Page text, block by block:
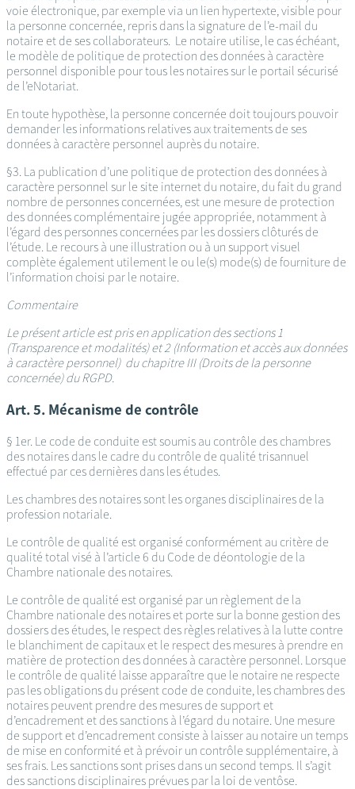
voie électronique, par exemple via un lien hypertexte, visible pour
la personne concernée, repris dans la signature de l’e-mail du
notaire et de ses collaborateurs. Le notaire utilise, le cas échéant,
le modèle de politique de protection des données à caractère
personnel disponible pour tous les notaires sur le portail sécurisé
de l’eNotariat.
En toute hypothèse, la personne concernée doit toujours pouvoir
demander les informations relatives aux traitements de ses
données à caractère personnel auprès du notaire.
§3. La publication d’une politique de protection des données à
caractère personnel sur le site internet du notaire, du fait du grand
nombre de personnes concernées, est une mesure de protection
des données complémentaire jugée appropriée, notamment à
l’égard des personnes concernées par les dossiers clôturés de
l’étude. Le recours à une illustration ou à un support visuel
complète également utilement le ou le(s) mode(s) de fourniture de
l’information choisi par le notaire.
Commentaire
Le présent article est pris en application des sections 1
(Transparence et modalités) et 2 (Information et accès aux données
à caractère personnel) du chapitre III (Droits de la personne
concernée) du RGPD.
Art. 5. Mécanisme de contrôle
§ 1er. Le code de conduite est soumis au contrôle des chambres
des notaires dans le cadre du contrôle de qualité trisannuel
effectué par ces dernières dans les études.
Les chambres des notaires sont les organes disciplinaires de la
profession notariale.
Le contrôle de qualité est organisé conformément au critère de
qualité total visé à l’article 6 du Code de déontologie de la
Chambre nationale des notaires.
Le contrôle de qualité est organisé par un règlement de la
Chambre nationale des notaires et porte sur la bonne gestion des
dossiers des études, le respect des règles relatives à la lutte contre
le blanchiment de capitaux et le respect des mesures à prendre en
matière de protection des données à caractère personnel. Lorsque
le contrôle de qualité laisse apparaître que le notaire ne respecte
pas les obligations du présent code de conduite, les chambres des
notaires peuvent prendre des mesures de support et
d’encadrement et des sanctions à l’égard du notaire. Une mesure
de support et d’encadrement consiste à laisser au notaire un temps
de mise en conformité et à prévoir un contrôle supplémentaire, à
ses frais. Les sanctions sont prises dans un second temps. Il s’agit
des sanctions disciplinaires prévues par la loi de ventôse.